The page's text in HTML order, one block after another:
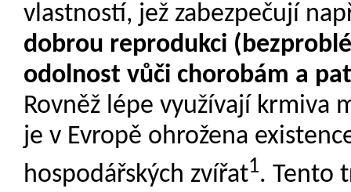
vlastností, jež zabezpečují
dobrou reprodukci
odolnost vůči chorobám a
Rovněž lépe využívají krmiva
je v Evropě ohrožena
hospodářských zvířat1. Tento